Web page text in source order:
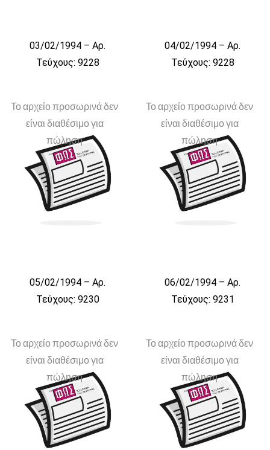
03/02/1994 – Αρ.
Τεύχους: 9228
04/02/1994 – Αρ.
Τεύχους: 9228
Το αρχείο προσωρινά δεν
είναι διαθέσιμο για
πώληση
05/02/1994 – Αρ.
Τεύχους: 9230
Το αρχείο προσωρινά δεν
είναι διαθέσιμο για
πώληση
06/02/1994 – Αρ.
Τεύχους: 9231
Το αρχείο προσωρινά δεν
είναι διαθέσιμο για
πώληση
Το αρχείο προσωρινά δεν
είναι διαθέσιμο για
πώληση